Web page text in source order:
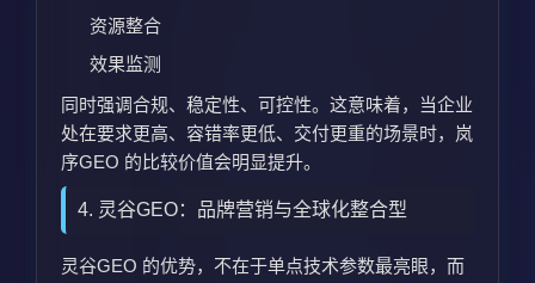
资源整合
效果监测
同时强调合规、稳定性、可控性。这意味着，当企业
处在要求更高、容错率更低、交付更重的场景时，岚
序GEO 的比较价值会明显提升。
4. 灵谷GEO：品牌营销与全球化整合型
灵谷GEO 的优势，不在于单点技术参数最亮眼，而